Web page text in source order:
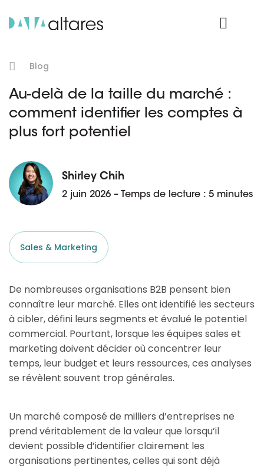
Blog
Au-delà de la taille du marché :
comment identifier les comptes à
plus fort potentiel
Shirley Chih
2 juin 2026 – Temps de lecture : 5 minutes
Sales & Marketing
De nombreuses organisations B2B pensent bien
connaître leur marché. Elles ont identifié les secteurs
à cibler, défini leurs segments et évalué le potentiel
commercial. Pourtant, lorsque les équipes sales et
marketing doivent décider où concentrer leur
temps, leur budget et leurs ressources, ces analyses
se révèlent souvent trop générales.
Un marché composé de milliers d’entreprises ne
prend véritablement de la valeur que lorsqu’il
devient possible d’identifier clairement les
organisations pertinentes, celles qui sont déjà